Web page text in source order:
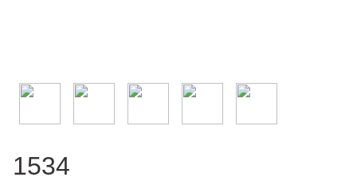
1534